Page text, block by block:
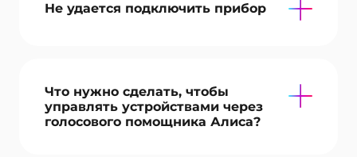
Не удается подключить прибор
Что нужно сделать, чтобы
управлять устройствами через
голосового помощника Алиса?